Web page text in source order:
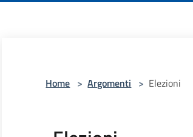
Home > Argomenti > Elezioni